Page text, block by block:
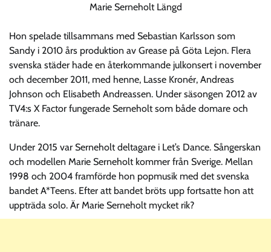
Marie Serneholt Längd
Hon spelade tillsammans med Sebastian Karlsson som
Sandy i 2010 års produktion av Grease på Göta Lejon. Flera
svenska städer hade en återkommande julkonsert i november
och december 2011, med henne, Lasse Kronér, Andreas
Johnson och Elisabeth Andreassen. Under säsongen 2012 av
TV4:s X Factor fungerade Serneholt som både domare och
tränare.
Under 2015 var Serneholt deltagare i Let’s Dance. Sångerskan
och modellen Marie Serneholt kommer från Sverige. Mellan
1998 och 2004 framförde hon popmusik med det svenska
bandet A*Teens. Efter att bandet bröts upp fortsatte hon att
uppträda solo. Är Marie Serneholt mycket rik?